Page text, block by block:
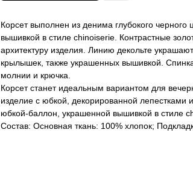
Корсет выполнен из денима глубокого черного
вышивкой в стиле chinoiserie. Контрастные
архитектуру изделия. Линию декольте
крылышек, также украшенных вышивкой.
молнии и крючка.
Корсет станет идеальным вариантом для
изделие с юбкой, декорированной лепестками
юбкой-баллон, украшенной вышивкой в стиле
Состав: Основная ткань: 100% хлопок;